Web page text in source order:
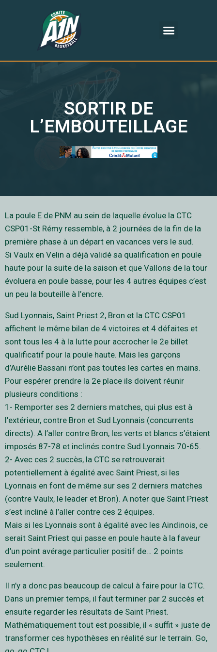
SORTIR DE
L’EMBOUTEILLAGE
La poule E de PNM au sein de laquelle évolue la CTC
CSP01-St Rémy ressemble, à 2 journées de la fin de la
première phase à un départ en vacances vers le sud.
Si Vaulx en Velin a déjà validé sa qualification en poule
haute pour la suite de la saison et que Vallons de la tour
évoluera en poule basse, pour les 4 autres équipes c’est
un peu la bouteille à l’encre.
Sud Lyonnais, Saint Priest 2, Bron et la CTC CSP01
affichent le même bilan de 4 victoires et 4 défaites et
sont tous les 4 à la lutte pour accrocher le 2e billet
qualificatif pour la poule haute. Mais les garçons
d’Aurélie Bassani n’ont pas toutes les cartes en mains.
Pour espérer prendre la 2e place ils doivent réunir
plusieurs conditions :
1- Remporter ses 2 derniers matches, qui plus est à
l’extérieur, contre Bron et Sud Lyonnais (concurrents
directs). A l’aller contre Bron, les verts et blancs s’étaient
imposés 87-78 et inclinés contre Sud Lyonnais 70-65.
2- Avec ces 2 succès, la CTC se retrouverait
potentiellement à égalité avec Saint Priest, si les
Lyonnais en font de même sur ses 2 derniers matches
(contre Vaulx, le leader et Bron). A noter que Saint Priest
s’est incliné à l’aller contre ces 2 équipes.
Mais si les Lyonnais sont à égalité avec les Aindinois, ce
serait Saint Priest qui passe en poule haute à la faveur
d’un point avérage particulier positif de… 2 points
seulement.
Il n’y a donc pas beaucoup de calcul à faire pour la CTC.
Dans un premier temps, il faut terminer par 2 succès et
ensuite regarder les résultats de Saint Priest.
Mathématiquement tout est possible, il « suffit » juste de
transformer ces hypothèses en réalité sur le terrain. Go,